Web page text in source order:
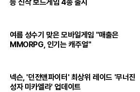
등 신작 보드게임 4종 출시
여름 성수기 맞은 모바일게임 "매출은
MMORPG, 인기는 캐주얼"
넥슨, '던전앤파이터' 최상위 레이드 '무너진
성자 미카엘라' 업데이트